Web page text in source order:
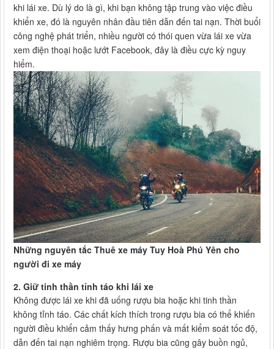
khi lái xe. Dù lý do là gì, khi bạn không tập trung vào việc điều
khiển xe, đó là nguyên nhân đầu tiên dẫn đến tai nạn. Thời buổi
công nghệ phát triển, nhiều người có thói quen vừa lái xe vừa
xem điện thoại hoặc lướt Facebook, đây là điều cực kỳ nguy
hiểm.
Những nguyên tắc Thuê xe máy Tuy Hoà Phú Yên cho
người đi xe máy
2. Giữ tinh thần tỉnh táo khi lái xe
Không được lái xe khi đã uống rượu bia hoặc khi tinh thần
không tỉnh táo. Các chất kích thích trong rượu bia có thể khiến
người điều khiển cảm thấy hưng phấn và mất kiểm soát tốc độ,
dẫn đến tai nạn nghiêm trọng. Rượu bia cũng gây buồn ngủ,